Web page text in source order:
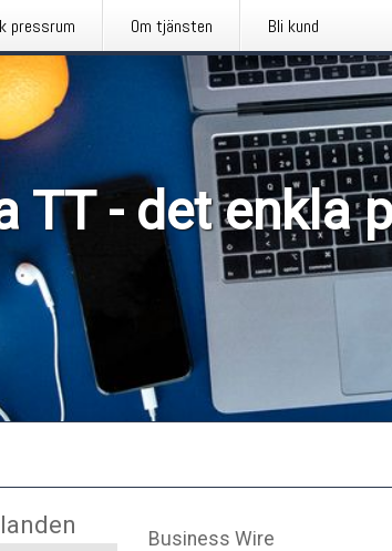
pressrum Om tjänsten Bli kund
TT - det enkla
Business Wire